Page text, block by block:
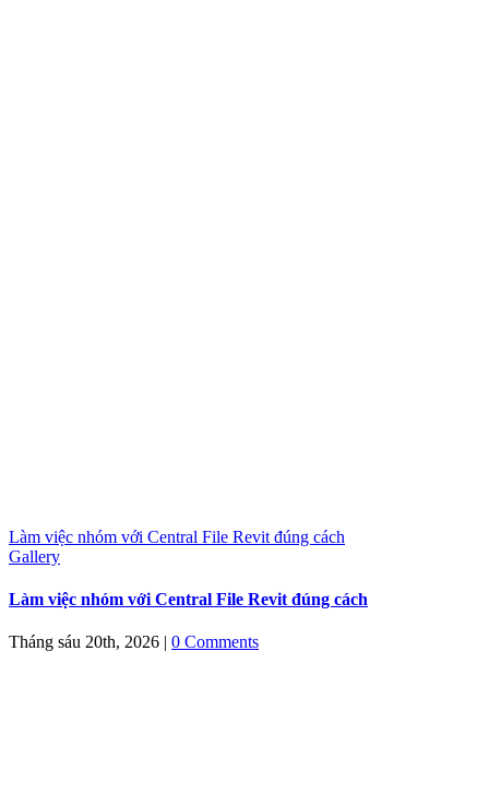
Làm việc nhóm với Central File Revit đúng cách
Gallery
Làm việc nhóm với Central File Revit đúng cách
Tháng sáu 20th, 2026 | 0 Comments